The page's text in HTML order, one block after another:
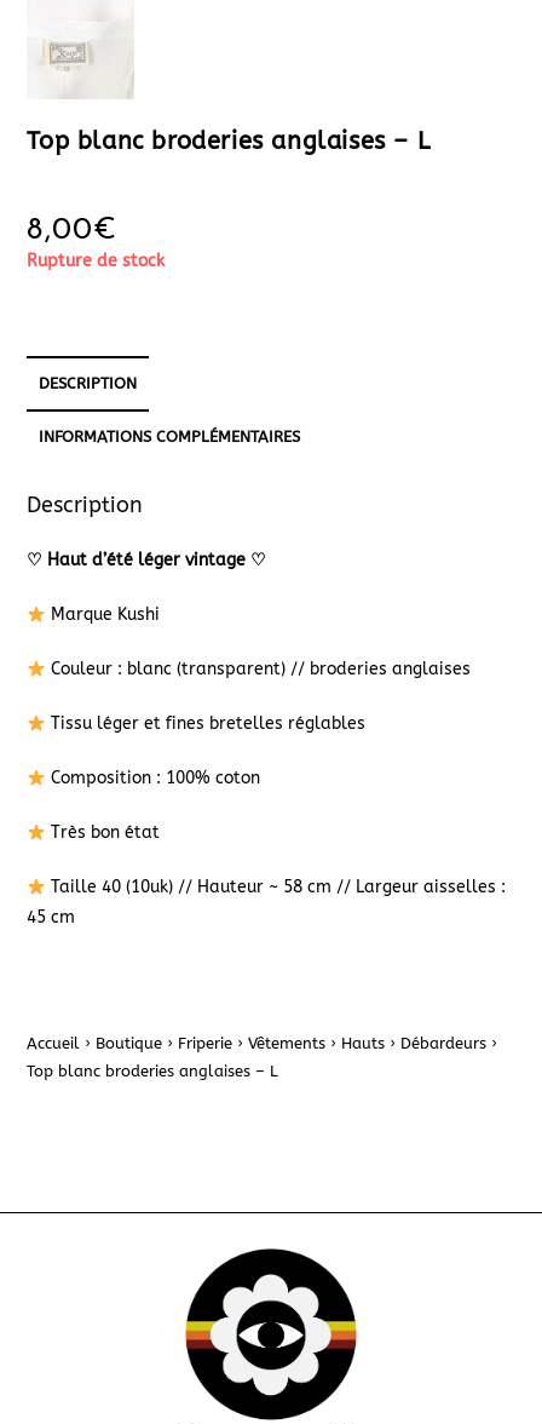
Top blanc broderies anglaises – L
8,00€
Rupture de stock
DESCRIPTION
INFORMATIONS COMPLÉMENTAIRES
Description
♡ Haut d’été léger vintage ♡
Marque Kushi
Couleur : blanc (transparent) // broderies anglaises
Tissu léger et fines bretelles réglables
Composition : 100% coton
Très bon état
Taille 40 (10uk) // Hauteur ~ 58 cm // Largeur aisselles :
45 cm
Accueil › Boutique › Friperie › Vêtements › Hauts › Débardeurs ›
Top blanc broderies anglaises – L